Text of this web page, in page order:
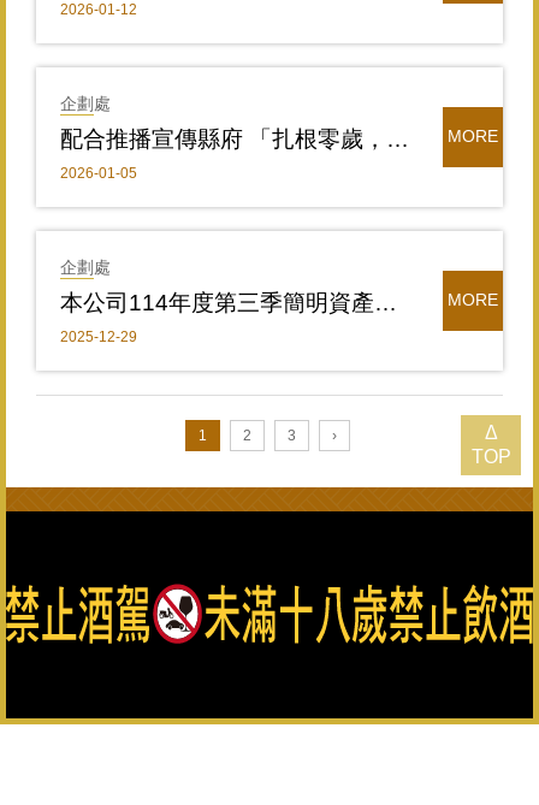
Δ
TOP
2026-01-12
企劃處
配合推播宣傳縣府 「扎根零歲，幸福一路相隨」（60秒）施政成果影片連結
2026-01-05
MORE
企劃處
本公司114年度第三季簡明資產負債表、簡明損益表
2025-12-29
MORE
1 2 3 ›
Kaoliang Liquor Inc. All Rights Reserved.